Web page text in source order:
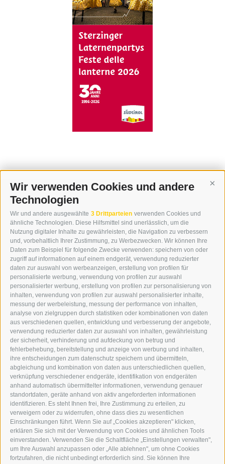
Wir verwenden Cookies und andere
Technologien
Wir und andere ausgewählte 3 Drittparteien verwenden Cookies und
ähnliche Technologien. Diese Hilfsmittel sind unerlässlich, um die
Nutzung digitaler Inhalte zu gewährleisten, die Navigation zu verbessern
und, vorbehaltlich Ihrer Zustimmung, zu Werbezwecken. Wir können Ihre
Daten zum Beispiel für folgende Zwecke verwenden: speichern von oder
zugriff auf informationen auf einem endgerät, verwendung reduzierter
daten zur auswahl von werbeanzeigen, erstellung von profilen für
personalisierte werbung, verwendung von profilen zur auswahl
personalisierter werbung, erstellung von profilen zur personalisierung von
inhalten, verwendung von profilen zur auswahl personalisierter inhalte,
messung der werbeleistung, messung der performance von inhalten,
analyse von zielgruppen durch statistiken oder kombinationen von daten
aus verschiedenen quellen, entwicklung und verbesserung der angebote,
verwendung reduzierter daten zur auswahl von inhalten, gewährleistung
der sicherheit, verhinderung und aufdeckung von betrug und
fehlerbehebung, bereitstellung und anzeige von werbung und inhalten,
ihre entscheidungen zum datenschutz speichern und übermitteln,
abgleichung und kombination von daten aus unterschiedlichen quellen,
verknüpfung verschiedener endgeräte, identifikation von endgeräten
anhand automatisch übermittelter informationen, verwendung genauer
standortdaten, geräte anhand von aktiv angeforderten informationen
identifizieren. Es steht Ihnen frei, Ihre Zustimmung zu erteilen, zu
verweigern oder zu widerrufen, ohne dass dies zu wesentlichen
Einschränkungen führt. Wenn Sie auf „Cookies akzeptieren" klicken,
erklären Sie sich mit der Verwendung von Cookies und ähnlichen Tools
einverstanden. Verwenden Sie die Schaltfläche „Einstellungen verwalten",
um Ihre Auswahl anzupassen oder „Alle ablehnen", um ohne Cookies
fortzufahren, die nicht unbedingt erforderlich sind. Sie können Ihre
KONTAKT
WIPP-MEDIA GMBH
DER ERKER
NEUSTADT 20A
I-39049 STERZING
TEL.: +39 0472 766876
GRAFIK@DERERKER.IT
INFO@DERERKER.IT
BARBARA.FONTANA@DERERKER.IT
DER ERKER
WERBEN IM ERKER
ONLINE-WERBUNG
SEPA-DAUERAUFTRAG
REGELN LESERKOMMENTARE
ONLINE VOTING
SERVICE
VERANSTALTUNGSKALENDER
KLEINANZEIGER
NÜTZLICHE LINKS